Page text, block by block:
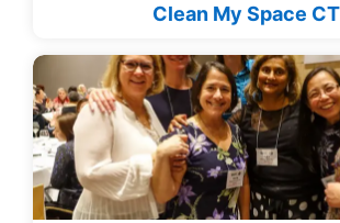
Clean My Space CT